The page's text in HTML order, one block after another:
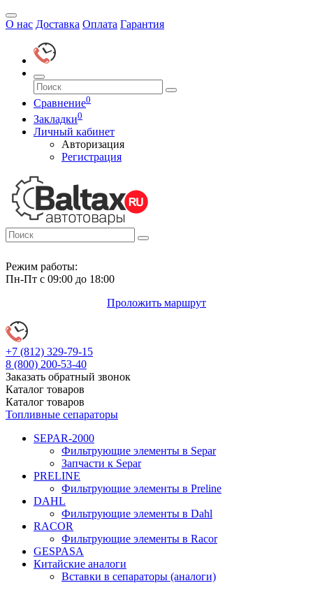
О нас Доставка Оплата Гарантия
Сравнение0
Закладки0
Личный кабинет
Авторизация
Регистрация
Режим работы:
Пн-Пт с 09:00 до 18:00
Проложить маршрут
+7 (812) 329-79-15
8 (800) 200-53-40
Заказать обратный звонок
Каталог товаров
Каталог товаров
Топливные сепараторы
SEPAR-2000
Фильтрующие элементы в Separ
Запчасти к Separ
PRELINE
Фильтрующие элементы в Preline
DAHL
Фильтрующие элементы в Dahl
RACOR
Фильтрующие элементы в Racor
GESPASA
Китайские аналоги
Вставки в сепараторы (аналоги)